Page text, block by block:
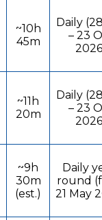
~10h
45m
Daily
– 23
~11h
20m
Daily
– 23
~9h
30m
(est.)
Daily
round
21 May